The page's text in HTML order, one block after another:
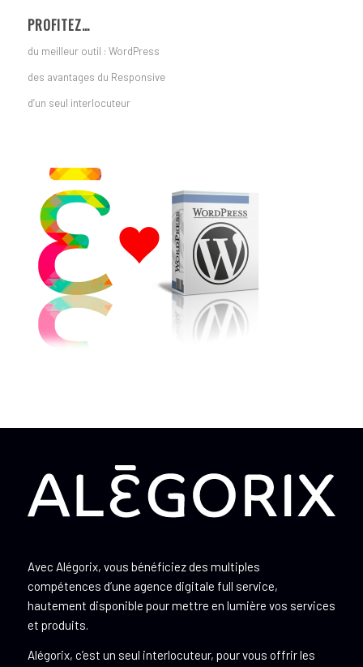
PROFITEZ…
du meilleur outil : WordPress
des avantages du Responsive
d’un seul interlocuteur
Avec Alégorix, vous bénéficiez des multiples
compétences d’une agence digitale full service,
hautement disponible pour mettre en lumière vos services
et produits.
Alégorix, c’est un seul interlocuteur, pour vous offrir les